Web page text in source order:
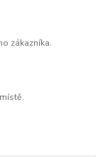
zákazníka.